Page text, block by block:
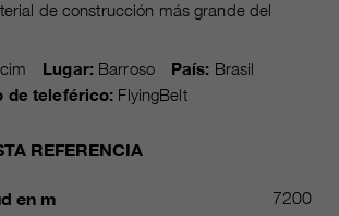
de construcción más grande del
Lugar:Barroso País: Brasil
de teleférico: FlyingBelt
REFERENCIA
en m 7200
__utmc, __utmd, __utmz
Google Analytics
kürzer.
Estas cookies son utilizadas por